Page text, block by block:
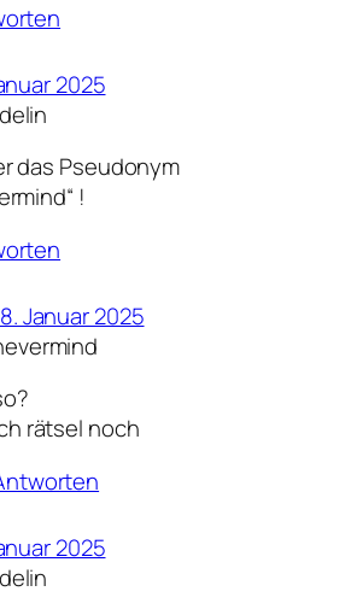
2025
das Pseudonym
!
Januar 2025
rätsel noch
2025